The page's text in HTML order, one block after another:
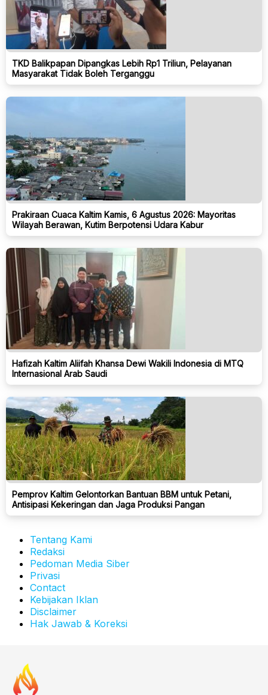
TKD Balikpapan Dipangkas Lebih Rp1 Triliun, Pelayanan
Masyarakat Tidak Boleh Terganggu
Prakiraan Cuaca Kaltim Kamis, 6 Agustus 2026: Mayoritas
Wilayah Berawan, Kutim Berpotensi Udara Kabur
Hafizah Kaltim Aliifah Khansa Dewi Wakili Indonesia di MTQ
Internasional Arab Saudi
Pemprov Kaltim Gelontorkan Bantuan BBM untuk Petani,
Antisipasi Kekeringan dan Jaga Produksi Pangan
Tentang Kami
Redaksi
Pedoman Media Siber
Privasi
Contact
Kebijakan Iklan
Disclaimer
Hak Jawab & Koreksi